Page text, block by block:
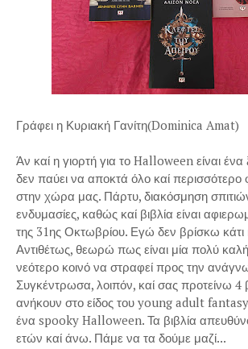
Γράφει η Κυριακή Γανίτη(Dominica Amat)
Άν καί η γιορτή για το Halloween είναι ένα
δεν παύει να αποκτά όλο καί περισσότερο
στην χώρα μας. Πάρτυ, διακόσμηση
ενδυμασίες, καθώς καί βιβλία είναι
της 31ης Οκτωβρίου. Εγώ δεν βρίσκω
Αντιθέτως, θεωρώ πως είναι μία πολύ
νεότερο κοινό να στραφεί προς την
Συγκέντρωσα, λοιπόν, καί σας προτείνω 4
ανήκουν στο είδος του young adult
ένα spooky Halloween. Τα βιβλία
ετών καί άνω. Πάμε να τα δούμε μαζί...